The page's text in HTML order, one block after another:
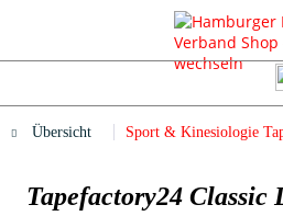
Übersicht Sport & Kinesiologie
Tapefactory24 Classic